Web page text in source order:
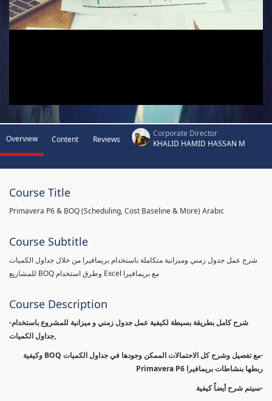
Overview Content Reviews
Corporate Director
KHALID HAMID HASSAN M
Course Title
Primavera P6 & BOQ (Scheduling, Cost Baseline & More) Arabic
Course Subtitle
شرح عمل جدول زمني وميزانية متكاملة باستخدام بريمافيرا من خلال جداول الكميات
للمشاريع BOQ وطرق استخدام Excel مع بريمافيرا
Course Description
-شرح كامل بطريقة بسيطة لكيفية عمل جدول زمني و ميزانية للمشروع باستخدام
جداول الكميات,
-مع تفصيل وشرح كل الاحتمالات الممكن وجودها في جداول الكميات BOQ وكيفية
ربطها بنشاطات بريمافيرا Primavera P6
-سيتم شرح أيضاً كيفية